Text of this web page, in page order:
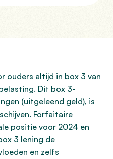
ouders altijd in box 3 van
Dit box 3-
(uitgeleend geld), is
Forfaitaire
positie voor 2024 en
3 lening de
en zelfs